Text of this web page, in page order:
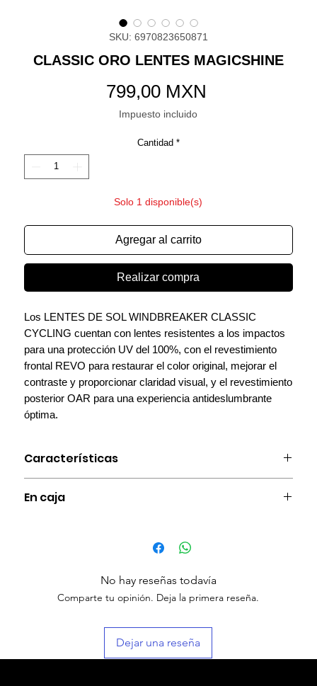
SKU: 6970823650871
CLASSIC ORO LENTES MAGICSHINE
799,00 MXN
Impuesto incluido
Cantidad *
Solo 1 disponible(s)
Agregar al carrito
Realizar compra
Los LENTES DE SOL WINDBREAKER CLASSIC
CYCLING cuentan con lentes resistentes a los impactos
para una protección UV del 100%, con el revestimiento
frontal REVO para restaurar el color original, mejorar el
contraste y proporcionar claridad visual, y el revestimiento
posterior OAR para una experiencia antideslumbrante
óptima.
Características
completa.
Montura TR90: Monturas ultraligeras y elásticas
Diseño de ventilación: Mejora rápidamente la circulación
del aire para evitar el empañamiento y reducir la
resistencia al viento.
Recubrimiento antimanchas: Mantiene la suciedad y el
aceite fuera de las lentes
En caja
Manual de usuario.No hay reseñas todavía
Comparte tu opinión. Deja la primera reseña.
Dejar una reseña